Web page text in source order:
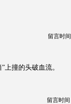
留言时
上撞的头破血流。
留言时间